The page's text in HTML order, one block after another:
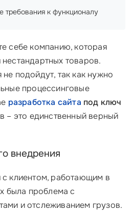
требования к функционалу
себе компанию, которая
товаров.
подойдут, так как нужно
процессинговые
разработка сайта под ключ
– это единственный верный
внедрения
клиентом, работающим в
была проблема с
и отслеживанием грузов.